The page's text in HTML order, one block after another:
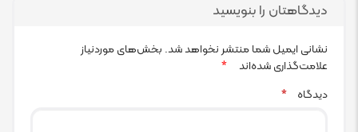
دیدگاهتان را بنویسید
نشانی ایمیل شما منتشر نخواهد شد. بخش‌های موردنیاز
علامت‌گذاری شده‌اند
*
دیدگاه
*